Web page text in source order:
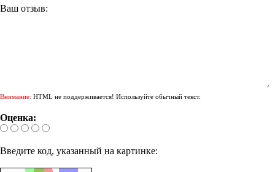
Ваш отзыв:
Внимание: HTML не поддерживается! Используйте обычный текст.
Оценка:
Введите код, указанный на картинке: